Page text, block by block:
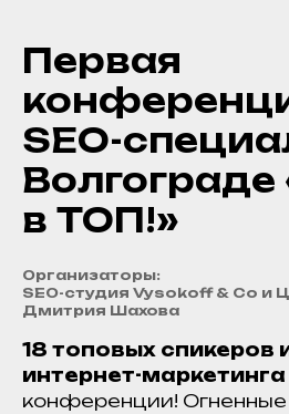
Первая
SEO-
в ТОП!»
Организаторы:
SEO-студия Vysokoff & Co и
Дмитрия Шахова
18 топовых спикеров
интернет-маркетинга
конференции!